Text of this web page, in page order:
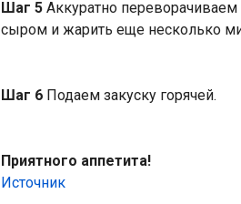
Шаг 5 Аккуратно
сыром и жарить еще несколько
Шаг 6 Подаем закуску горячей.
Приятного аппетита!
Источник